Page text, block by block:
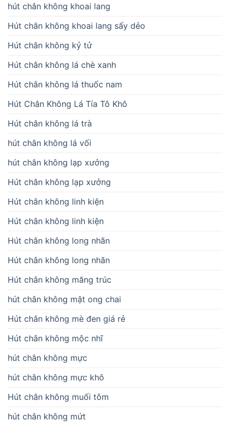
hút chân không khoai lang
Hút chân không khoai lang sấy dẻo
Hút chân không kỷ tử
Hút chân không lá chè xanh
Hút chân không lá thuốc nam
Hút Chân Không Lá Tía Tô Khô
Hút chân không lá trà
hút chân không lá vối
hút chân không lạp xưởng
Hút chân không lạp xưởng
Hút chân không linh kiện
Hút chân không linh kiện
Hút chân không long nhãn
Hút chân không long nhãn
Hút chân không măng trúc
hút chân không mật ong chai
Hút chân không mè đen giá rẻ
Hút chân không mộc nhĩ
hút chân không mực
hút chân không mực khô
Hút chân không muối tôm
hút chân không mứt